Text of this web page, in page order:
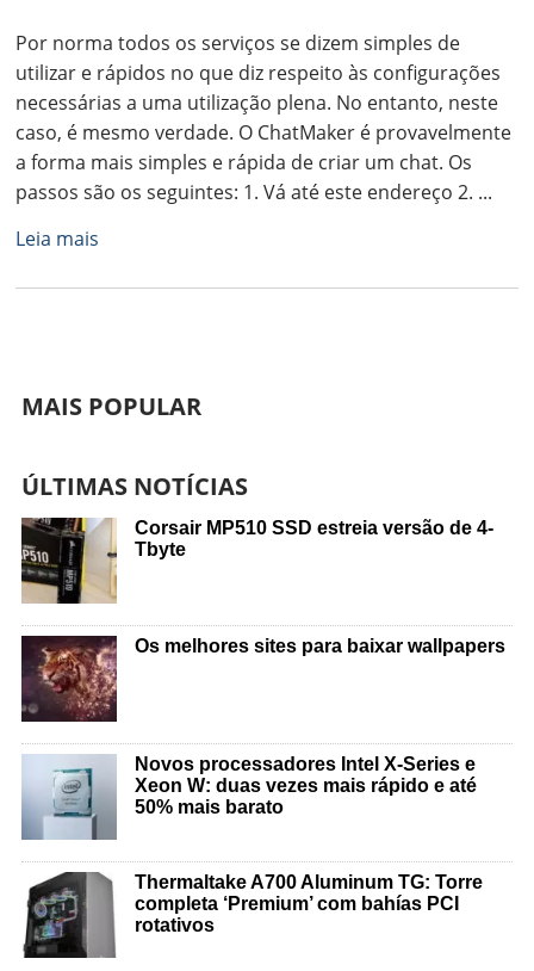
Por norma todos os serviços se dizem simples de
utilizar e rápidos no que diz respeito às configurações
necessárias a uma utilização plena. No entanto, neste
caso, é mesmo verdade. O ChatMaker é provavelmente
a forma mais simples e rápida de criar um chat. Os
passos são os seguintes: 1. Vá até este endereço 2. ...
Leia mais
MAIS POPULAR
ÚLTIMAS NOTÍCIAS
Corsair MP510 SSD estreia versão de 4-
Tbyte
Os melhores sites para baixar wallpapers
Novos processadores Intel X-Series e
Xeon W: duas vezes mais rápido e até
50% mais barato
Thermaltake A700 Aluminum TG: Torre
completa ‘Premium’ com bahías PCI
rotativos